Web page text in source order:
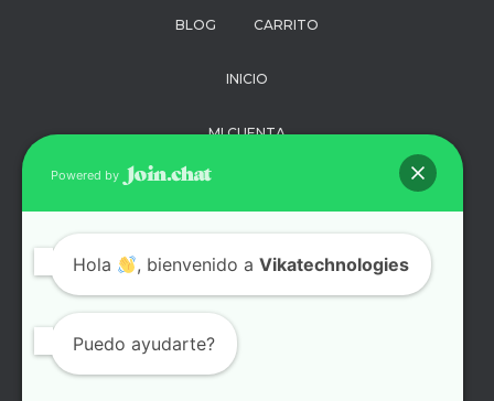
BLOG CARRITO
INICIO
MI CUENTA
PRIVACIDAD
SOPORTE
TÉRMINOS Y
Powered by
Hola , bienvenido aVikatechnologies
Puedo ayudarte?